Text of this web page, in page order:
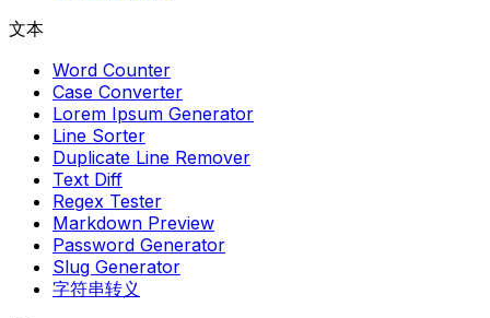
文本
Word Counter
Case Converter
Lorem Ipsum Generator
Line Sorter
Duplicate Line Remover
Text Diff
Regex Tester
Markdown Preview
Password Generator
Slug Generator
字符串转义